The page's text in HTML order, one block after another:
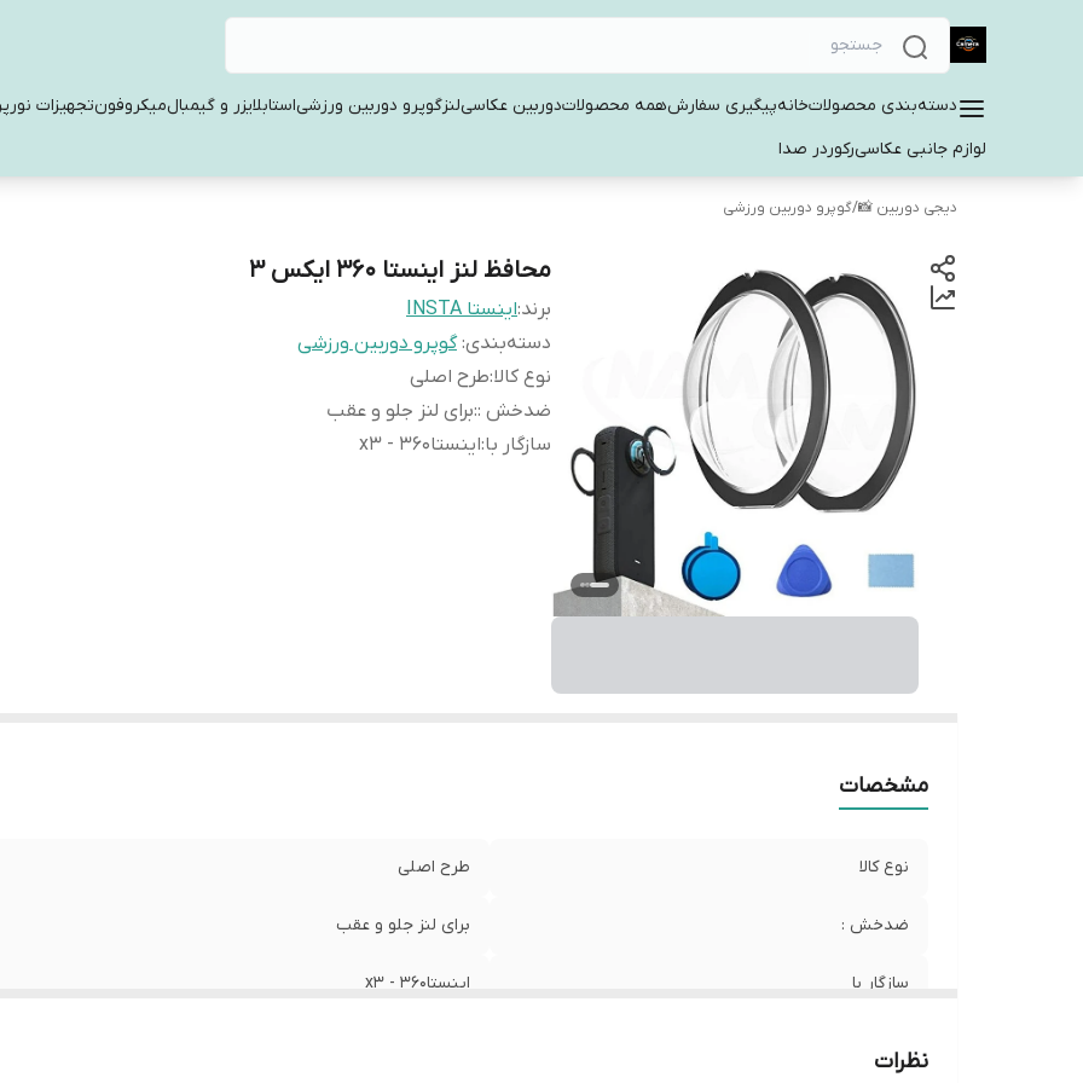
دسته‌بندی محصولاتخانهپیگیری سفارشهمه محصولاتدوربین عکاسیلنزگوپرو دوربین ورزشیاستابلایزر و گیمبالمیکروفونتجهیزات
لوازم جانبی عکاسیرکوردر صدا
دیجی دوربین 📸/گوپرو دوربین ورزشی
محافظ لنز اینستا ۳۶۰ ایکس 3
برند:اینستا INSTA
دسته‌بندی:گوپرو دوربین ورزشی
نوع کالا:طرح اصلی
ضدخش ::برای لنز جلو و عقب
سازگار با:اینستا360 - x3
مشخصات
نوع کالا طرح اصلی
ضدخش : برای لنز جلو و عقب
سازگار با اینستا360 - x3
نظرات